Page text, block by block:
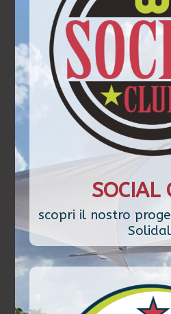
SOCIAL
scopri il nostro